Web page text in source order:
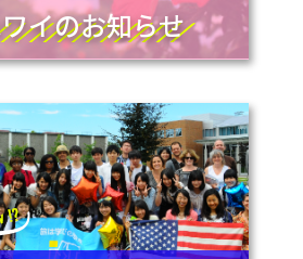
イのお知らせ